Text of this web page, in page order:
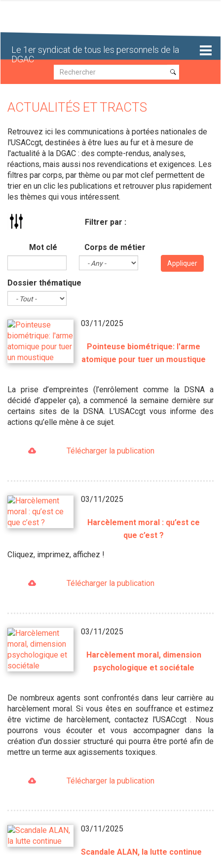
Le 1er syndicat de tous les personnels de la
DGAC
Recherche
Recherche
ACTUALITÉS ET TRACTS
Retrouvez ici les communications à portées nationales de
l'USACcgt, destinées à être lues au fur et à mesure de
l'actualité à la DGAC : des compte-rendus, analyses,
réactions, mais aussi nos revendications et exigences. Les
filtres par corps, par thème ou par mot clef permettent de
trier en un clic les publications et retrouver plus rapidement
les thèmes qui vous intéressent.
Filtrer par :
Mot clé Corps de métier
Dossier thématique
Appliquer
03/11/2025
Pointeuse biométrique: l'arme
atomique pour tuer un moustique
La prise d’empreintes (l’enrôlement comme la DSNA a
décidé d’appeler ça), a commencé la semaine dernière sur
certains sites de la DSNA. L’USACcgt vous informe des
actions qu’elle mène à ce sujet.
Télécharger la publication
03/11/2025
Harcèlement moral : qu’est ce
que c’est ?
Cliquez, imprimez, affichez !
Télécharger la publication
03/11/2025
Harcèlement moral, dimension
psychologique et sociétale
De nombreux agents sont confrontés dans leur carrière au
harcèlement moral. Si vous êtes en souffrance et estimez
être victime de harcèlement, contactez l'USACcgt . Nous
pourrons vous écouter et vous accompagner dans la
création d'un dossier structuré qui pourra être porté afin de
mettre un terme aux agissements toxiques.
Télécharger la publication
03/11/2025
Scandale ALAN, la lutte continue